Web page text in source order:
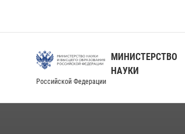
МИНИСТЕРСТВО
НАУКИ
Российской Федерации